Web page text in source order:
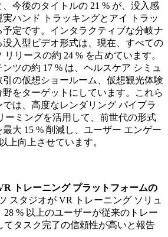
今後のタイトルの 21 % が、没入感
ハンド トラッキングとアイ トラッ
定です。インタラクティブな分岐ナ
入型ビデオ形式は、現在、すべての
リースの約 24 % を占めています。
ツの約 17 % は、ヘルスケア シミュ
の仮想ショールーム、仮想観光体験
をターゲットにしています。これら
は、高度なレンダリング パイプラ
ーミングを活用して、前世代の形式
大 15 % 削減し、ユーザー エンゲー
上向上させています。
トレーニング プラットフォームの
スタジオが VR トレーニング ソリュ
% 以上のユーザーが従来のトレー
てタスク完了の信頼性が高いと報告